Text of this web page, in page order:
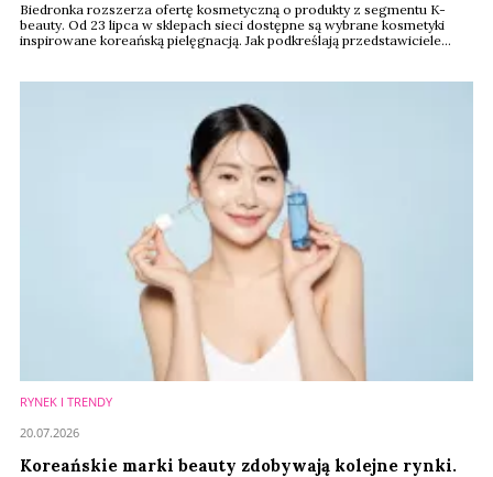
Biedronka rozszerza ofertę kosmetyczną o produkty z segmentu K-
beauty. Od 23 lipca w sklepach sieci dostępne są wybrane kosmetyki
inspirowane koreańską pielęgnacją. Jak podkreślają przedstawiciele
branży beauty.
RYNEK I TRENDY
Koreańskie marki beauty zdobywają kolejne rynki.
20.07.2026